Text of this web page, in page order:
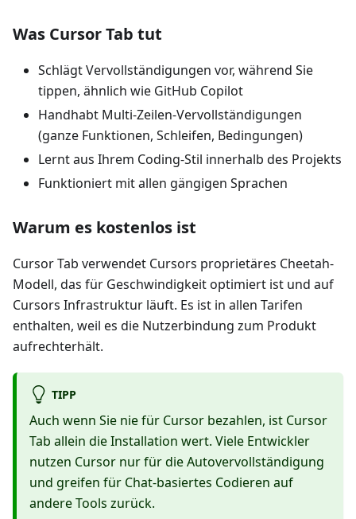
Was Cursor Tab tut
Schlägt Vervollständigungen vor, während Sie
tippen, ähnlich wie GitHub Copilot
Handhabt Multi-Zeilen-Vervollständigungen
(ganze Funktionen, Schleifen, Bedingungen)
Lernt aus Ihrem Coding-Stil innerhalb des Projekts
Funktioniert mit allen gängigen Sprachen
Warum es kostenlos ist
Cursor Tab verwendet Cursors proprietäres Cheetah-
Modell, das für Geschwindigkeit optimiert ist und auf
Cursors Infrastruktur läuft. Es ist in allen Tarifen
enthalten, weil es die Nutzerbindung zum Produkt
aufrechterhält.
TIPP
Auch wenn Sie nie für Cursor bezahlen, ist Cursor
Tab allein die Installation wert. Viele Entwickler
nutzen Cursor nur für die Autovervollständigung
und greifen für Chat-basiertes Codieren auf
andere Tools zurück.